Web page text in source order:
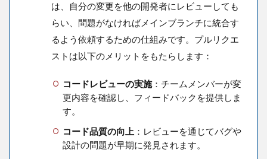
は、自分の変更を他の開発者にレビューしても
らい、問題がなければメインブランチに統合す
るよう依頼するための仕組みです。プルリクエ
ストは以下のメリットをもたらします：
コードレビューの実施：チームメンバーが変
更内容を確認し、フィードバックを提供しま
す。
コード品質の向上 ：レビューを通じてバグや
設計の問題が早期に発見されます。